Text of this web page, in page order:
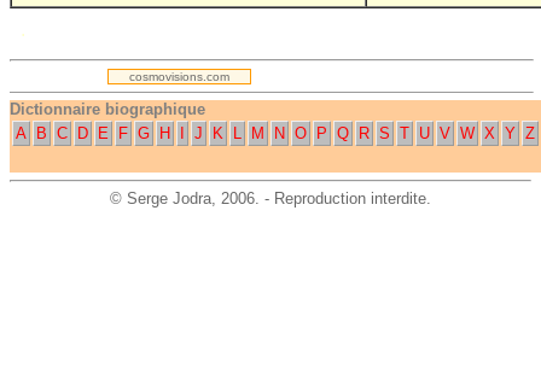
.
cosmovisions.com
Dictionnaire biographique
A
B C D E F G H J K L M N O P Q R S T U V W X Y Z
© Serge Jodra, 2006. - Reproduction interdite.